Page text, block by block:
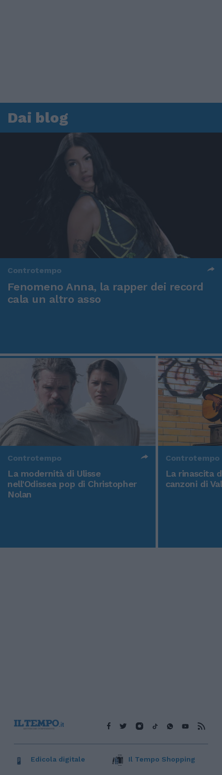
Dai blog
Controtempo
Fenomeno Anna, la rapper dei record
cala un altro asso
Controtempo
La modernità di Ulisse
nell'Odissea pop di Christopher
Nolan
Controtempo
La rinascita
canzoni di
Edicola digitale Il Tempo Shopping